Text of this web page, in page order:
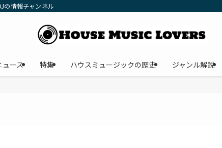
の情報チャンネル
ュース 特集 ハウスミュージックの歴史 ジャンル解説